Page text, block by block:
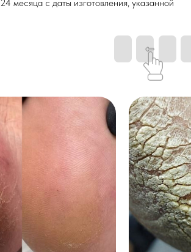
24 месяца с даты изготовления, указанной